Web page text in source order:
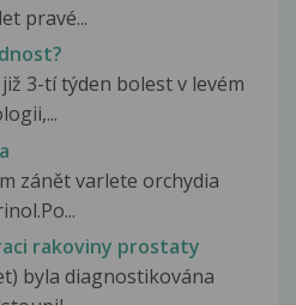
pravé...
3-tí týden bolest v levém
zánět varlete orchydia
rakoviny prostaty
byla diagnostikována